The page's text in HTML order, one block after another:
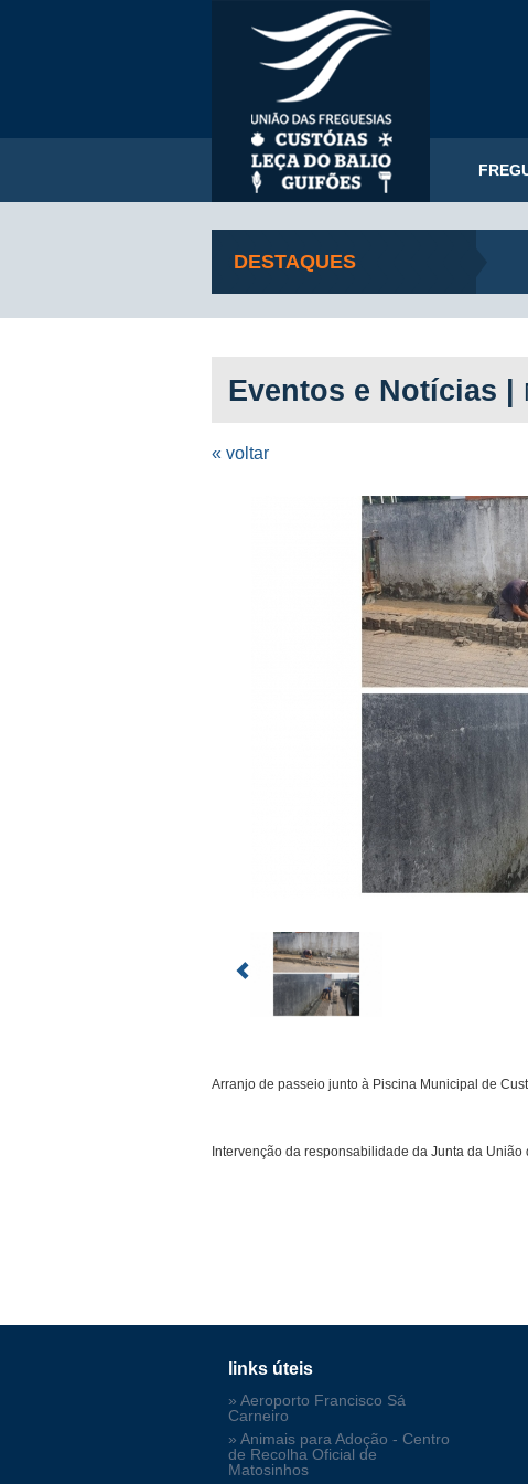
DESTAQUES
Eventos e Notícias |
« voltar
Arranjo de passeio junto à Piscina Municipal de
Intervenção da responsabilidade da Junta da
links úteis
» Aeroporto Francisco Sá
Carneiro
» Animais para Adoção - Centro
de Recolha Oficial de
Matosinhos